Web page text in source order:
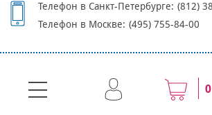
Телефон в Санкт-Петербурге: (812)
Телефон в Москве: (495) 755-84-00
0